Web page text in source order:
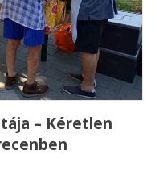
– Kéretlen